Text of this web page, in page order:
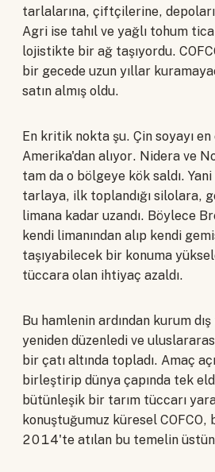
tarlalarına, çiftçilerine,
Agri ise tahıl ve yağlı tohum
lojistikte bir ağ taşıyordu.
bir gecede uzun yıllar
satın almış oldu.
En kritik nokta şu. Çin soyayı
Amerika'dan alıyor. Nidera ve
tam da o bölgeye kök saldı. Yani
tarlaya, ilk toplandığı silolara,
limana kadar uzandı. Böylece
kendi limanından alıp kendi
taşıyabilecek bir konuma
tüccara olan ihtiyaç azaldı.
Bu hamlenin ardından kurum
yeniden düzenledi ve
bir çatı altında topladı. Amaç
birleştirip dünya çapında tek
bütünleşik bir tarım tüccarı
konuştuğumuz küresel COFCO,
2014'te atılan bu temelin